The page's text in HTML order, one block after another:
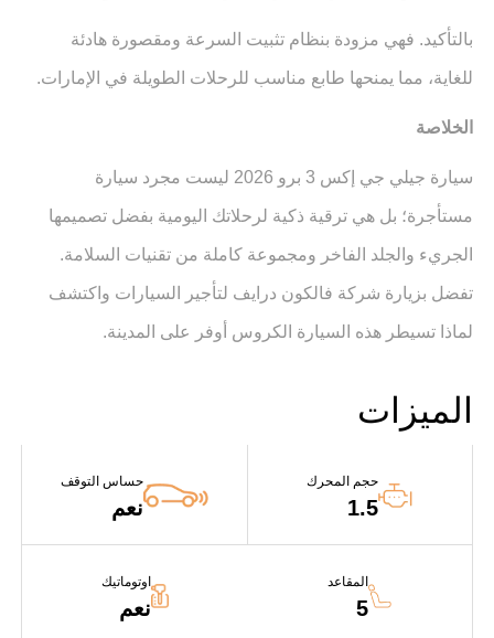
بالتأكيد. فهي مزودة بنظام تثبيت السرعة ومقصورة هادئة
للغاية، مما يمنحها طابع مناسب للرحلات الطويلة في الإمارات.
الخلاصة
سيارة جيلي جي إكس 3 برو 2026 ليست مجرد سيارة
مستأجرة؛ بل هي ترقية ذكية لرحلاتك اليومية بفضل تصميمها
الجريء والجلد الفاخر ومجموعة كاملة من تقنيات السلامة.
تفضل بزيارة شركة فالكون درايف لتأجير السيارات واكتشف
لماذا تسيطر هذه السيارة الكروس أوفر على المدينة.
الميزات
حجم المحرك
1.5
حساس التوقف
نعم
المقاعد
5
اوتوماتيك
نعم